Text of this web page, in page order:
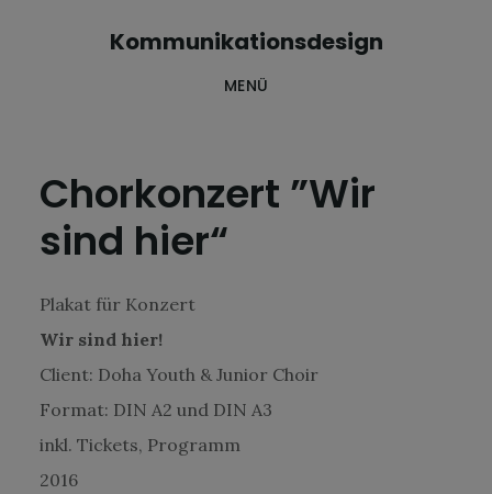
Kommunikationsdesign
MENÜ
Chorkonzert ”Wir
sind hier“
Plakat für Konzert
Wir sind hier!
Client: Doha Youth & Junior Choir
Format: DIN A2 und DIN A3
inkl. Tickets, Programm
2016